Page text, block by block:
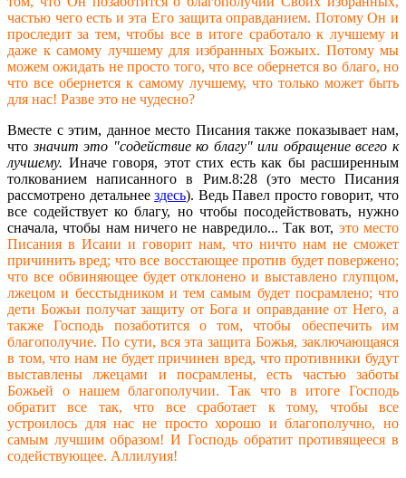
частью чего есть и эта Его защита оправданием. Потому Он и
проследит за тем, чтобы все в итоге сработало к лучшему и
даже к самому лучшему для избранных Божьих. Потому мы
можем ожидать не просто того, что все обернется во благо, но
что все обернется к самому лучшему, что только может быть
для нас! Разве это не чудесно?
Вместе с этим, данное место Писания также показывает нам,
чтозначит это "содействие ко благу" или обращение всего к
лучшему. Иначе говоря, этот стих есть как бы расширенным
толкованием написанного в Рим.8:28 (это место Писания
рассмотрено детальнеездесь). Ведь Павел просто говорит, что
все содействует ко благу, но чтобы посодействовать, нужно
сначала, чтобы нам ничего не навредило... Так вот, это место
Писания в Исаии и говорит нам, что ничто нам не сможет
причинить вред; что все восстающее против будет повержено;
что все обвиняющее будет отклонено и выставлено глупцом,
лжецом и бесстыдником и тем самым будет посрамлено; что
дети Божьи получат защиту от Бога и оправдание от Него, а
также Господь позаботится о том, чтобы обеспечить им
благополучие. По сути, вся эта защита Божья, заключающаяся
в том, что нам не будет причинен вред, что противники будут
выставлены лжецами и посрамлены, есть частью заботы
Божьей о нашем благополучии. Так что в итоге Господь
обратит все так, что все сработает к тому, чтобы все
устроилось для нас не просто хорошо и благополучно, но
самым лучшим образом! И Господь обратит противящееся в
содействующее. Аллилуия!